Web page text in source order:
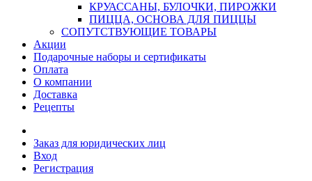
КРУАССАНЫ, БУЛОЧКИ, ПИРОЖКИ
ПИЦЦА, ОСНОВА ДЛЯ ПИЦЦЫ
СОПУТСТВУЮЩИЕ ТОВАРЫ
Акции
Подарочные наборы и сертификаты
Оплата
О компании
Доставка
Рецепты
Заказ для юридических лиц
Вход
Регистрация